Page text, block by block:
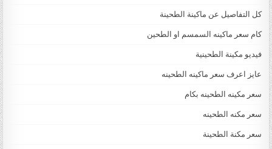
كل التفاصيل عن ماكينة الطحينة
كام سعر ماكينه السمسم او الطحين
فيديو مكينة الطحينية
عايز اعرف سعر ماكينه الطحينه
سعر مكينه الطحينه بكام
سعر مكنه الطحينه
سعر مكنة الطحينة